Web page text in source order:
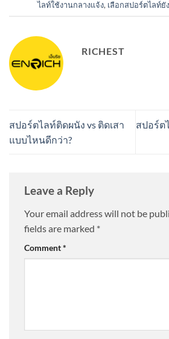
ไลท์ใช้งานกลางแจ้ง, เลือกสปอร์ตไลท์ยั
RICHEST
สปอร์ตไลท์ติดผนัง vs ติดเสา
แบบไหนดีกว่า?
สปอร์ต
Leave a Reply
Your email address will not be
fields are marked *
Comment*